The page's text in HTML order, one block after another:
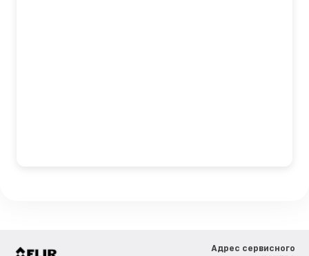
Адрес сервисного